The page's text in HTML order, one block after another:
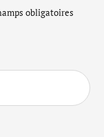
obligatoires